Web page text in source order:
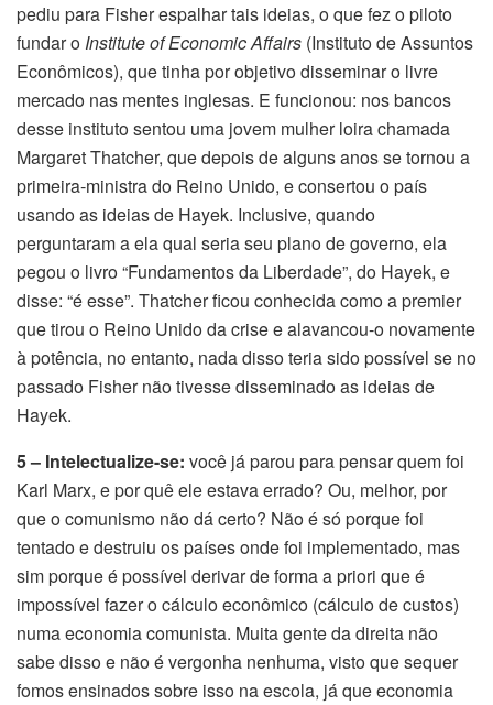
pediu para Fisher espalhar tais ideias, o que fez o piloto
fundar o Institute of Economic Affairs (Instituto de Assuntos
Econômicos), que tinha por objetivo disseminar o livre
mercado nas mentes inglesas. E funcionou: nos bancos
desse instituto sentou uma jovem mulher loira chamada
Margaret Thatcher, que depois de alguns anos se tornou a
primeira-ministra do Reino Unido, e consertou o país
usando as ideias de Hayek. Inclusive, quando
perguntaram a ela qual seria seu plano de governo, ela
pegou o livro “Fundamentos da Liberdade”, do Hayek, e
disse: “é esse”. Thatcher ficou conhecida como a premier
que tirou o Reino Unido da crise e alavancou-o novamente
à potência, no entanto, nada disso teria sido possível se no
passado Fisher não tivesse disseminado as ideias de
Hayek.
5 – Intelectualize-se: você já parou para pensar quem foi
Karl Marx, e por quê ele estava errado? Ou, melhor, por
que o comunismo não dá certo? Não é só porque foi
tentado e destruiu os países onde foi implementado, mas
sim porque é possível derivar de forma a priori que é
impossível fazer o cálculo econômico (cálculo de custos)
numa economia comunista. Muita gente da direita não
sabe disso e não é vergonha nenhuma, visto que sequer
fomos ensinados sobre isso na escola, já que economia